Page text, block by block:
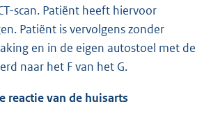
scan. Patiënt heeft hiervoor
Patiënt is vervolgens zonder
en in de eigen autostoel met de
naar het F van het G.
reactie van de huisarts